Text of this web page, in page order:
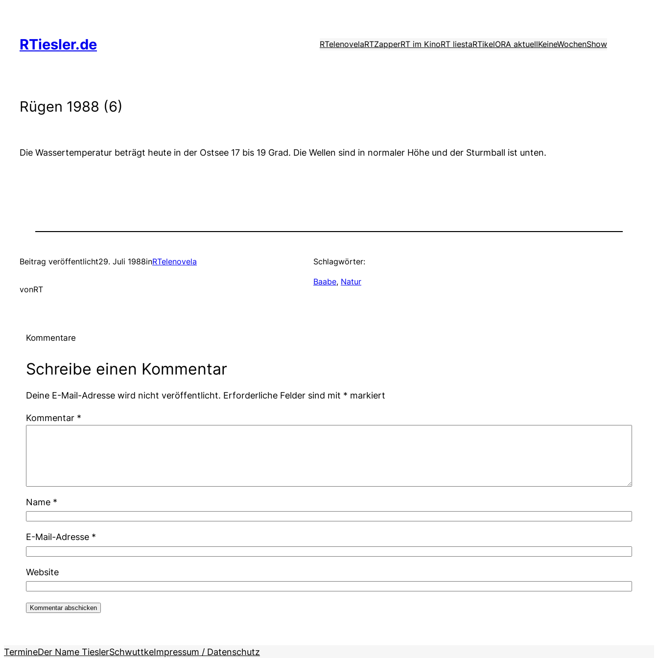
springen
RTiesler.de RTelenovelaRTZapperRT im KinoRT liestaRTikelORA aktuellKeineWochenShow
Rügen 1988 (6)
Die Wassertemperatur beträgt heute in der Ostsee 17 bis 19 Grad. Die Wellen sind in normaler Höhe und der Sturmball ist unten.
Beitrag veröffentlicht29. Juli 1988inRTelenovela
vonRT
Schlagwörter:
Baabe, Natur
Kommentare
Schreibe einen Kommentar
Deine E-Mail-Adresse wird nicht veröffentlicht. Erforderliche Felder sind mit * markiert
Kommentar *
Name *
E-Mail-Adresse *
Website
TermineDer Name TieslerSchwuttkeImpressum / Datenschutz